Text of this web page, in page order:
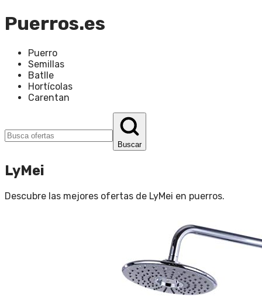
Puerros.es
Puerro
Semillas
Batlle
Hortícolas
Carentan
Buscar
LyMei
Descubre las mejores ofertas de LyMei en puerros.